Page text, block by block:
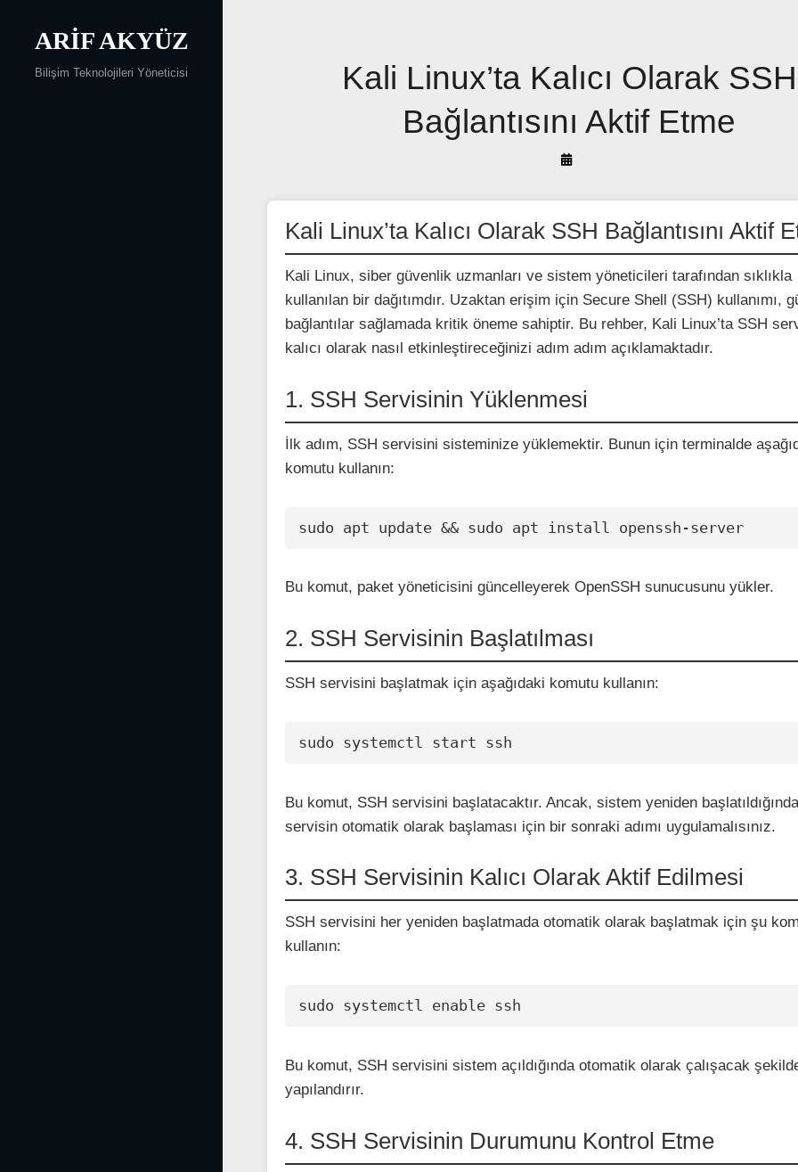
ARIF AKYÜZ
Bilişim Teknolojileri Yöneticisi
Kali Linux’ta Kalıcı Olarak SSH
Bağlantısını Aktif Etme
By
Akyüz
Kali Linux’ta Kalıcı Olarak SSH Bağlantısını Aktif
Kali Linux, siber güvenlik uzmanları ve sistem yöneticileri tarafından sıklıkla
kullanılan bir dağıtımdır. Uzaktan erişim için Secure Shell (SSH) kullanımı,
bağlantılar sağlamada kritik öneme sahiptir. Bu rehber, Kali Linux’ta SSH
kalıcı olarak nasıl etkinleştireceğinizi adım adım açıklamaktadır.
1. SSH Servisinin Yüklenmesi
İlk adım, SSH servisini sisteminize yüklemektir. Bunun için terminalde
komutu kullanın:
sudo apt update && sudo apt install openssh-server
Bu komut, paket yöneticisini güncelleyerek OpenSSH sunucusunu yükler.
2. SSH Servisinin Başlatılması
SSH servisini başlatmak için aşağıdaki komutu kullanın:
sudo systemctl start ssh
Bu komut, SSH servisini başlatacaktır. Ancak, sistem yeniden
servisin otomatik olarak başlaması için bir sonraki adımı uygulamalısınız.
3. SSH Servisinin Kalıcı Olarak Aktif Edilmesi
SSH servisini her yeniden başlatmada otomatik olarak başlatmak için şu
kullanın:
sudo systemctl enable ssh
Bu komut, SSH servisini sistem açıldığında otomatik olarak çalışacak
yapılandırır.
4. SSH Servisinin Durumunu Kontrol Etme
gezinmesi